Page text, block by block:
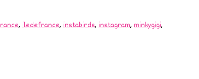
,iledefrance,instabirds,instagram,minkygigi,